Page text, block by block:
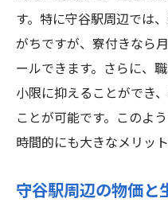
す。特に守谷駅周辺では
がちですが、寮付きなら
ールできます。さらに、
小限に抑えることができ
ことが可能です。このよ
時間的にも大きなメリッ
守谷駅周辺の物価と